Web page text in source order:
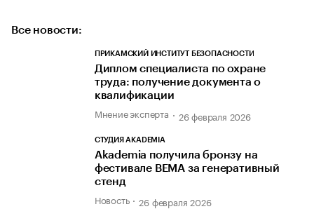
Все новости:
ПРИКАМСКИЙ ИНСТИТУТ БЕЗОПАСНОСТИ
Диплом специалиста по охране
труда: получение документа о
квалификации
Мнение эксперта 26 февраля 2026
СТУДИЯ AKADEMIA
Akademia получила бронзу на
фестивале BEMA за генеративный
стенд
Новость 26 февраля 2026